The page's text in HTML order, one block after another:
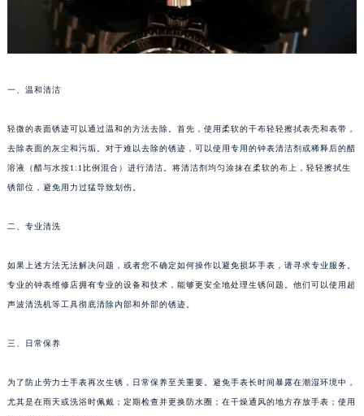
一、温和清洁
轻微的表面锈迹可以通过温和的方法去除。首先，使用柔软的干布轻轻擦拭表壳和表带，
去除表面的灰尘和污垢。对于难以去除的锈迹，可以使用专用的钟表清洁剂或稀释后的醋
溶液（醋与水按1:1比例混合）进行清洁。将清洁剂均匀涂抹在柔软的布上，轻轻擦拭生
锈部位，避免用力过猛导致划伤。
二、专业清洗
如果上述方法无法解决问题，或者您不确定如何操作以避免损坏手表，请寻求专业服务。
专业的钟表维修店拥有专业的设备和技术，能够更安全地处理生锈问题。他们可以使用超
声波清洗机等工具彻底清除内部和外部的锈迹。
三、日常保养
为了防止劳力士手表再次生锈，日常保养至关重要。避免手表长时间暴露在潮湿环境中，
尤其是在雨天或洗浴时佩戴；定期检查并更换防水圈；在干燥通风的地方存放手表；使用